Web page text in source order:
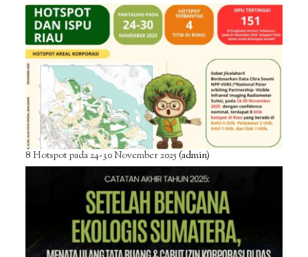
8 Hotspot pada 24-30 November 2025(admin)